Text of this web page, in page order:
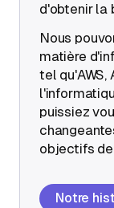
d'obtenir la
Nous
matière
tel qu'AWS,
puissiez
objectifs
Notre